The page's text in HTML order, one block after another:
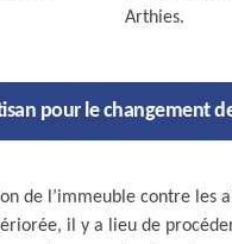
Arthies.
pour le changement
de l’immeuble contre les
il y a lieu de